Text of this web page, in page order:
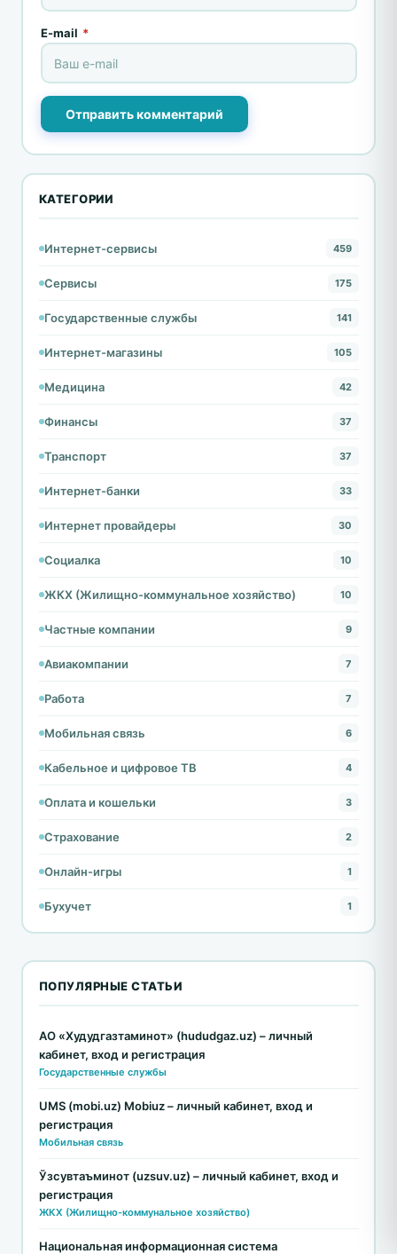
E-mail *
Отправить комментарий
КАТЕГОРИИ
Интернет-сервисы 459
Сервисы 175
Государственные службы 141
Интернет-магазины 105
Медицина 42
Финансы 37
Транспорт 37
Интернет-банки 33
Интернет провайдеры 30
Социалка 10
ЖКХ (Жилищно-коммунальное хозяйство) 10
Частные компании 9
Авиакомпании 7
Работа 7
Мобильная связь 6
Кабельное и цифровое ТВ 4
Оплата и кошельки 3
Страхование 2
Онлайн-игры 1
Бухучет 1
ПОПУЛЯРНЫЕ СТАТЬИ
АО «Худудгазтаминот» (hududgaz.uz) – личный
кабинет, вход и регистрация
Государственные службы
UMS (mobi.uz) Mobiuz – личный кабинет, вход и
регистрация
Мобильная связь
Ўзсувтаъминот (uzsuv.uz) – личный кабинет, вход и
регистрация
ЖКХ (Жилищно-коммунальное хозяйство)
Национальная информационная система